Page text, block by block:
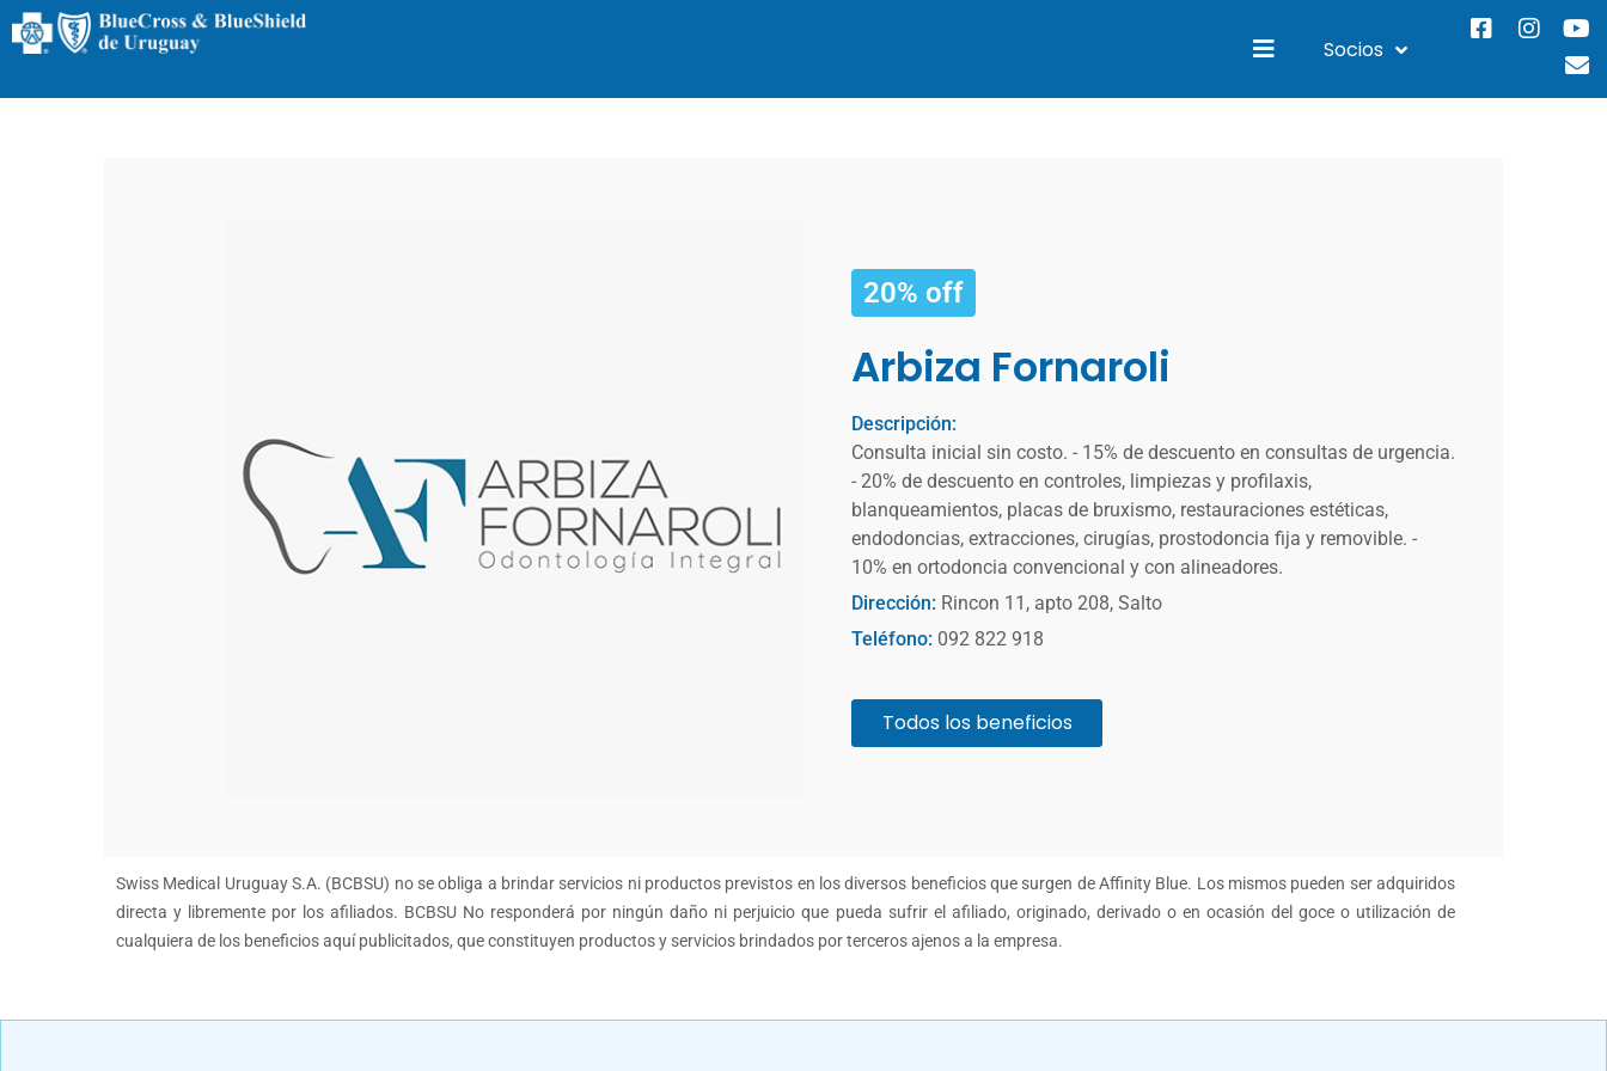
Socios
20% off
Arbiza Fornaroli
Descripción:
Consulta inicial sin costo. - 15% de descuento en consultas de urgencia.
- 20% de descuento en controles, limpiezas y profilaxis,
blanqueamientos, placas de bruxismo, restauraciones estéticas,
endodoncias, extracciones, cirugías, prostodoncia fija y removible. -
10% en ortodoncia convencional y con alineadores.
Dirección: Rincon 11, apto 208, Salto
Teléfono: 092 822 918
Todos los beneficios
Swiss Medical Uruguay S.A. (BCBSU) no se obliga a brindar servicios ni productos previstos en los diversos beneficios que surgen de Affinity Blue. Los mismos pueden ser adquiridos
directa y libremente por los afiliados. BCBSU No responderá por ningún daño ni perjuicio que pueda sufrir el afiliado, originado, derivado o en ocasión del goce o utilización de
cualquiera de los beneficios aquí publicitados, que constituyen productos y servicios brindados por terceros ajenos a la empresa.